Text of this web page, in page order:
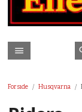
Forside Husqvarna